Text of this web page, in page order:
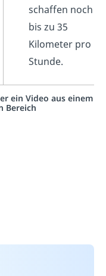
schaffen noch
bis zu 35
Kilometer pro
Stunde.
ein Video aus einem
Bereich